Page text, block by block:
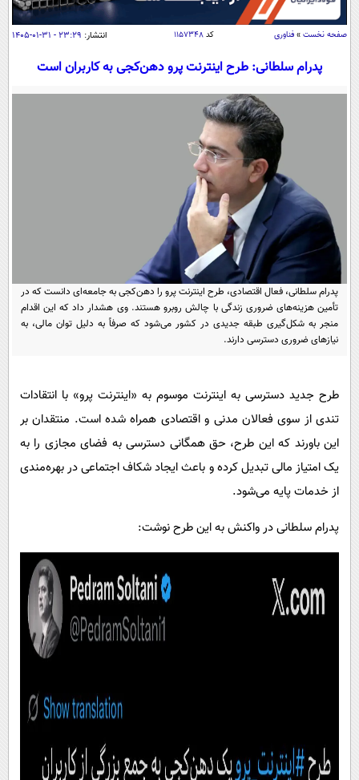
سیاسی
اقتصاد
جامعه
سلامت
یک برش دانایی
محیط زیست
سفر و تفریح
سیاست خارجی
فرهنگ و هنر
علم و دانش
فناوری و It
علمی
اخبار کریپتو
قرآن
گوناگون
سرگرمی
باشگاه مغز
مجله تصویری سلاح
فیلم
اقتصاد
ورزش
فناوری
گوناگون
بین الملل
اجتماعی
عصر ایران 2
خواندنی ها و دیدنی ها
روانشناسی
آشپزی
دانلود
آموزش زبان
صفحه نخست » فناوری کد۱۱۵۷۳۴۸ انتشار: ۲۳:۲۹ - ۳۱-۰۱-۱۴۰۵
پدرام سلطانی: طرح اینترنت پرو دهن‌کجی به کاربران است
پدرام سلطانی، فعال اقتصادی، طرح اینترنت پرو را دهن‌کجی به جامعه‌ای دانست که در
تأمین هزینه‌های ضروری زندگی با چالش روبرو هستند. وی هشدار داد که این اقدام
منجر به شکل‌گیری طبقه جدیدی در کشور می‌شود که صرفاً به دلیل توان مالی، به
نیازهای ضروری دسترسی دارند.
طرح جدید دسترسی به اینترنت موسوم به «اینترنت پرو» با انتقادات
تندی از سوی فعالان مدنی و اقتصادی همراه شده است. منتقدان بر
این باورند که این طرح، حق همگانی دسترسی به فضای مجازی را به
یک امتیاز مالی تبدیل کرده و باعث ایجاد شکاف اجتماعی در بهره‌مندی
از خدمات پایه می‌شود.
پدرام سلطانی در واکنش به این طرح نوشت: